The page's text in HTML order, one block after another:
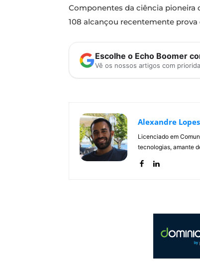
Componentes da ciência pioneira
108 alcançou recentemente
Escolhe o Echo Boomer
Vê os nossos artigos com
Alexandre Lopes
Licenciado em
tecnologias, amante